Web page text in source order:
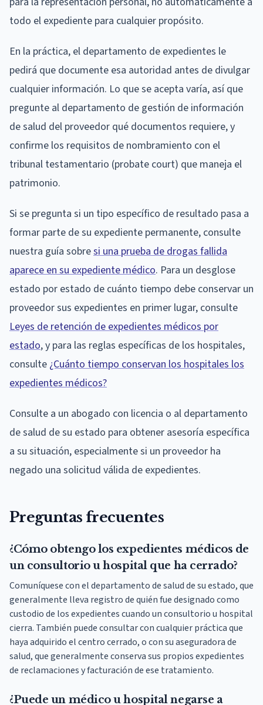
todo el expediente para cualquier propósito.
En la práctica, el departamento de expedientes le
pedirá que documente esa autoridad antes de divulgar
cualquier información. Lo que se acepta varía, así que
pregunte al departamento de gestión de información
de salud del proveedor qué documentos requiere, y
confirme los requisitos de nombramiento con el
tribunal testamentario (probate court) que maneja el
patrimonio.
Si se pregunta si un tipo específico de resultado pasa a
formar parte de su expediente permanente, consulte
nuestra guía sobresi una prueba de drogas fallida
aparece en su expediente médico. Para un desglose
estado por estado de cuánto tiempo debe conservar un
proveedor sus expedientes en primer lugar, consulte
Leyes de retención de expedientes médicos por
estado, y para las reglas específicas de los hospitales,
consulte ¿Cuánto tiempo conservan los hospitales los
expedientes médicos?
Consulte a un abogado con licencia o al departamento
de salud de su estado para obtener asesoría específica
a su situación, especialmente si un proveedor ha
negado una solicitud válida de expedientes.
Preguntas frecuentes
¿Cómo obtengo los expedientes médicos de
un consultorio u hospital que ha cerrado?
Comuníquese con el departamento de salud de su estado, que
generalmente lleva registro de quién fue designado como
custodio de los expedientes cuando un consultorio u hospital
cierra. También puede consultar con cualquier práctica que
haya adquirido el centro cerrado, o con su aseguradora de
salud, que generalmente conserva sus propios expedientes
de reclamaciones y facturación de ese tratamiento.
¿Puede un médico u hospital negarse a